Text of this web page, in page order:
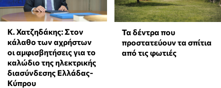
Κ. Χατζηδάκης: Στον
κάλαθο των αχρήστων
οι αμφισβητήσεις για το
καλώδιο της ηλεκτρικής
διασύνδεσης Ελλάδας-
Κύπρου
Τα δέντρα που
προστατεύουν τα σπίτια
από τις φωτιές